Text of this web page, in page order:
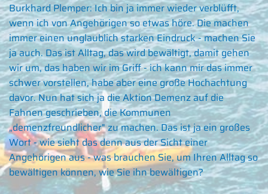
Burkhard Plemper: Ich bin ja immer wieder verblüfft,
wenn ich von Angehörigen so etwas höre. Die machen
immer einen unglaublich starken Eindruck - machen Sie
ja auch. Das ist Alltag, das wird bewältigt, damit gehen
wir um, das haben wir im Griff - ich kann mir das immer
schwer vorstellen, habe aber eine große Hochachtung
davor. Nun hat sich ja die Aktion Demenz auf die
Fahnen geschrieben, die Kommunen
„demenzfreundlicher" zu machen. Das ist ja ein großes
Wort - wie sieht das denn aus der Sicht einer
Angehörigen aus - was brauchen Sie, um Ihren Alltag so
bewältigen können, wie Sie ihn bewältigen?